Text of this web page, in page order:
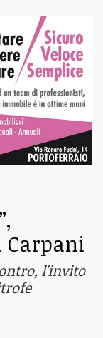
Carpani
l'invito